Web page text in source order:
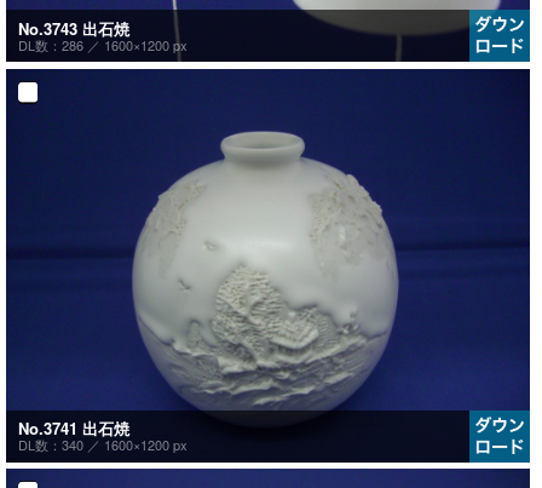
No.3743 出石焼
DL数：286 ／ 1600×1200 px
No.3741 出石焼
DL数：340 ／ 1600×1200 px